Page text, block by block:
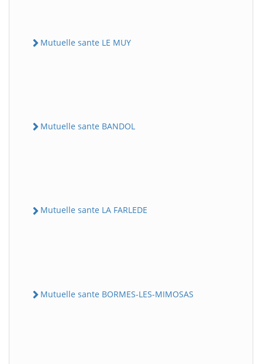
Mutuelle sante LE MUY
Mutuelle sante BANDOL
Mutuelle sante LA FARLEDE
Mutuelle sante BORMES-LES-MIMOSAS